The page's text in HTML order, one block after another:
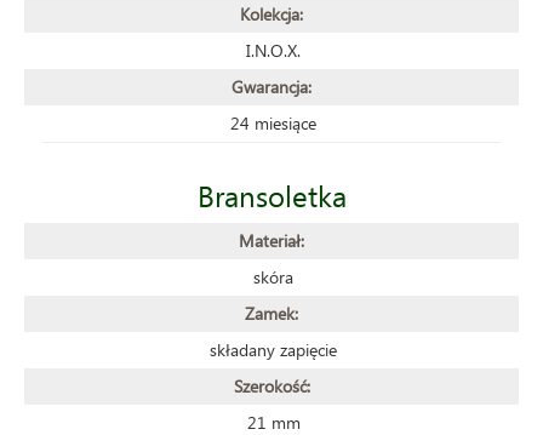
Kolekcja:
I.N.O.X.
Gwarancja:
24 miesiące
Bransoletka
Materiał:
skóra
Zamek:
składany zapięcie
Szerokość:
21 mm